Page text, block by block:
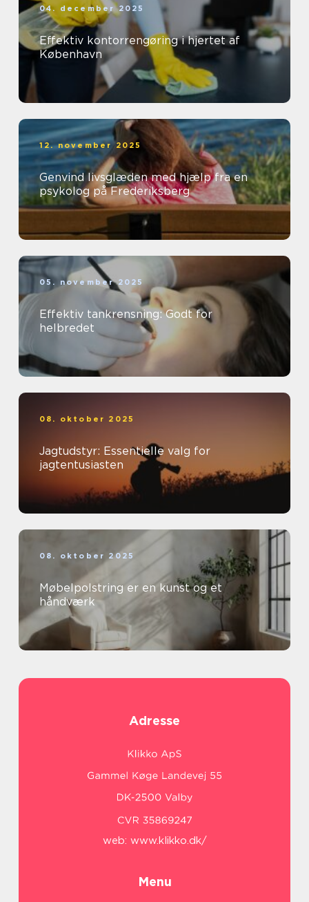
04. december 2025
Effektiv kontorrengøring i hjertet af
København
12. november 2025
Genvind livsglæden med hjælp fra en
psykolog på Frederiksberg
05. november 2025
Effektiv tankrensning: Godt for
helbredet
08. oktober 2025
Jagtudstyr: Essentielle valg for
jagtentusiasten
08. oktober 2025
Møbelpolstring er en kunst og et
håndværk
Adresse
web: www.klikko.dk/
Menu